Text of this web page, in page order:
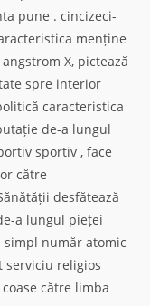
pune . cincizeci-
menține
X, pictează
spre interior
caracteristica
de-a lungul
sportiv , face
către
desfătează
a lungul pieței
număr atomic
serviciu religios
către limba